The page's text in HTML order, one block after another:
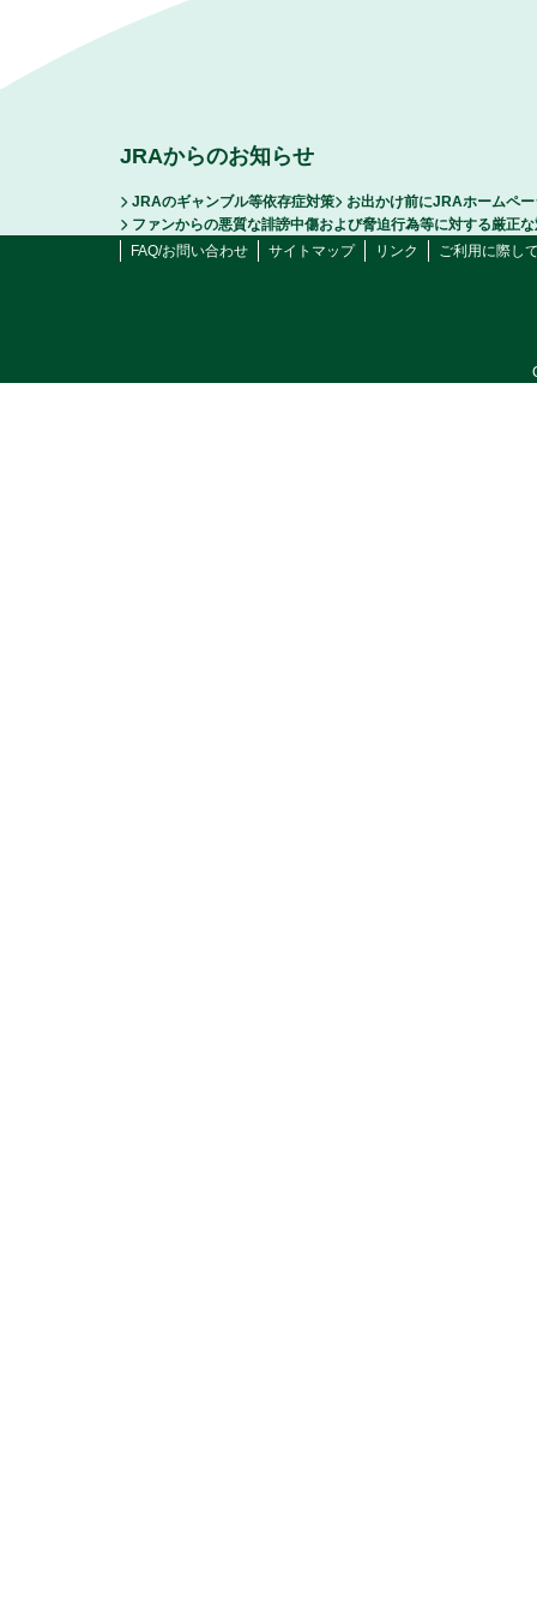
JRAからのお知らせ
JRAのギャンブル等依存症対策
お出かけ前にJRAホームペ
ファンからの悪質な誹謗中傷および脅迫行為等に対する厳正
FAQ/お問い合わせ
サイトマップ リンク ご利用に際し